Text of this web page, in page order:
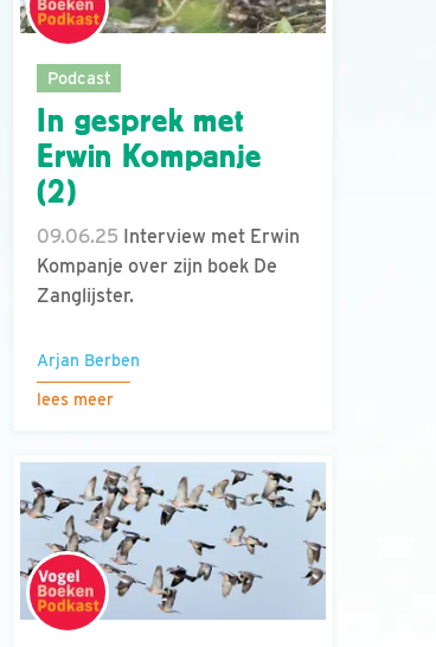
Podcast
In gesprek met
Erwin Kompanje
(2)
09.06.25 Interview met Erwin
Kompanje over zijn boek De
Zanglijster.
Arjan Berben
lees meer